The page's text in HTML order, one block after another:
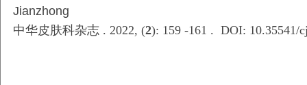
Jianzhong
中华皮肤科杂志 . 2022, (2): 159 -161 . DOI: 10.35541/